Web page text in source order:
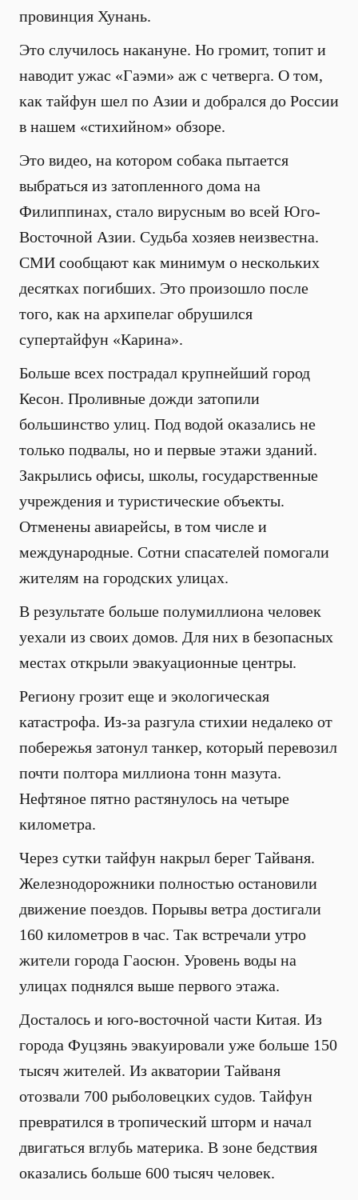
провинция Хунань.
Это случилось накануне. Но громит, топит и
наводит ужас «Гаэми» аж с четверга. О том,
как тайфун шел по Азии и добрался до России
в нашем «стихийном» обзоре.
Это видео, на котором собака пытается
выбраться из затопленного дома на
Филиппинах, стало вирусным во всей Юго-
Восточной Азии. Судьба хозяев неизвестна.
СМИ сообщают как минимум о нескольких
десятках погибших. Это произошло после
того, как на архипелаг обрушился
супертайфун «Карина».
Больше всех пострадал крупнейший город
Кесон. Проливные дожди затопили
большинство улиц. Под водой оказались не
только подвалы, но и первые этажи зданий.
Закрылись офисы, школы, государственные
учреждения и туристические объекты.
Отменены авиарейсы, в том числе и
международные. Сотни спасателей помогали
жителям на городских улицах.
В результате больше полумиллиона человек
уехали из своих домов. Для них в безопасных
местах открыли эвакуационные центры.
Региону грозит еще и экологическая
катастрофа. Из-за разгула стихии недалеко от
побережья затонул танкер, который перевозил
почти полтора миллиона тонн мазута.
Нефтяное пятно растянулось на четыре
километра.
Через сутки тайфун накрыл берег Тайваня.
Железнодорожники полностью остановили
движение поездов. Порывы ветра достигали
160 километров в час. Так встречали утро
жители города Гаосюн. Уровень воды на
улицах поднялся выше первого этажа.
Досталось и юго-восточной части Китая. Из
города Фуцзянь эвакуировали уже больше 150
тысяч жителей. Из акватории Тайваня
отозвали 700 рыболовецких судов. Тайфун
превратился в тропический шторм и начал
двигаться вглубь материка. В зоне бедствия
оказались больше 600 тысяч человек.